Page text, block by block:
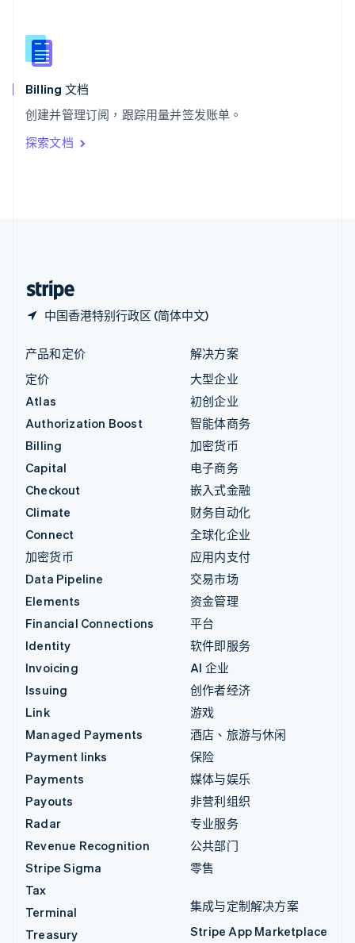
Billing 文档
创建并管理订阅，跟踪用量并签发账单。
探索文档
中国香港特别行政区 (简体中文)
新西兰
English
匈牙利
English
ItalianoEnglish
印度
English
产品和定价
定价
Atlas
Authorization Boost
Billing
Capital
Checkout
Climate
Connect
加密货币
Data Pipeline
Elements
Financial Connections
Identity
Invoicing
Issuing
Link
Managed Payments
Payment links
Payments
Payouts
Radar
Revenue Recognition
Stripe Sigma
Tax
Terminal
Treasury
解决方案
大型企业
初创企业
智能体商务
加密货币
电子商务
嵌入式金融
财务自动化
全球化企业
应用内支付
交易市场
资金管理
平台
软件即服务
AI 企业
创作者经济
游戏
酒店、旅游与休闲
保险
媒体与娱乐
非营利组织
专业服务
公共部门
零售
集成与定制解决方案
Stripe App Marketplace